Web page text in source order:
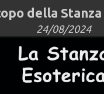
della
24/08/2024